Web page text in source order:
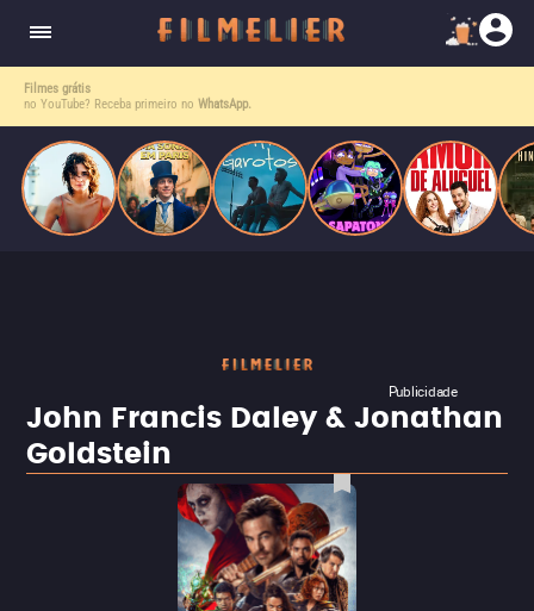
Filmes grátis
no YouTube? Receba primeiro no WhatsApp.
Publicidade
John Francis Daley & Jonathan
Goldstein
escrevia e a vida real começa a desaparecer.